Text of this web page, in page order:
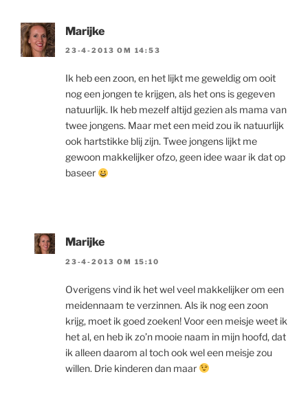
Marijke
23-4-2013 OM 14:53
Ik heb een zoon, en het lijkt me geweldig om ooit
nog een jongen te krijgen, als het ons is gegeven
natuurlijk. Ik heb mezelf altijd gezien als mama van
twee jongens. Maar met een meid zou ik natuurlijk
ook hartstikke blij zijn. Twee jongens lijkt me
gewoon makkelijker ofzo, geen idee waar ik dat op
baseer
Marijke
23-4-2013 OM 15:10
Overigens vind ik het wel veel makkelijker om een
meidennaam te verzinnen. Als ik nog een zoon
krijg, moet ik goed zoeken! Voor een meisje weet ik
het al, en heb ik zo’n mooie naam in mijn hoofd, dat
ik alleen daarom al toch ook wel een meisje zou
willen. Drie kinderen dan maar